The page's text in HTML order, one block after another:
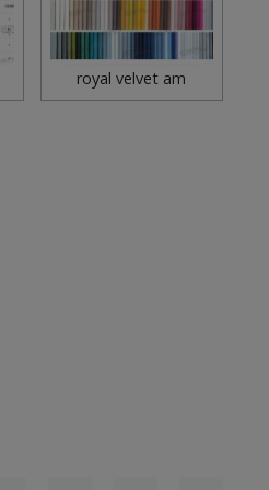
royal velvet am